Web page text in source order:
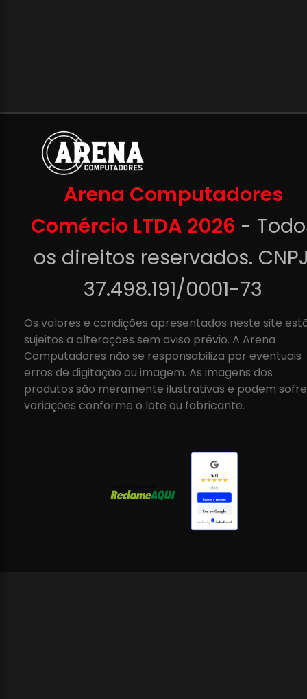
Arena Computadores
Comércio LTDA 2026 -
os direitos reservados.
37.498.191/0001-73
Os valores e condições apresentados neste site
sujeitos a alterações sem aviso prévio. A Arena
Computadores não se responsabiliza por eventuais
erros de digitação ou imagem. As imagens dos
produtos são meramente ilustrativas e podem
variações conforme o lote ou fabricante.